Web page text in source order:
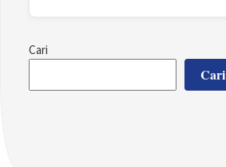
Cari
Cari